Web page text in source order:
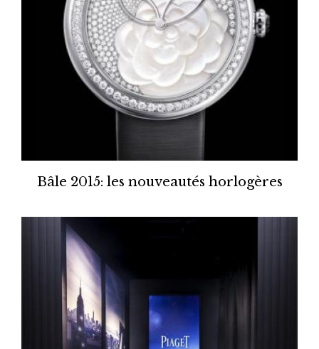
Bâle 2015: les nouveautés horlogères